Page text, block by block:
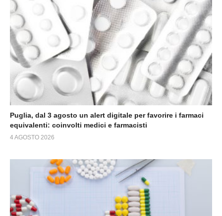
Puglia, dal 3 agosto un alert digitale per favorire i farmaci
equivalenti: coinvolti medici e farmacisti
4 AGOSTO 2026